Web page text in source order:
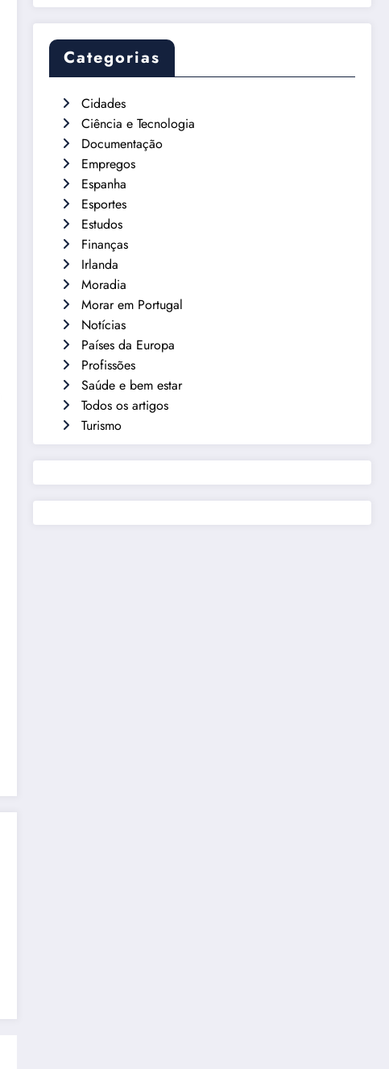
Categorias
Cidades
Ciência e Tecnologia
Documentação
Empregos
Espanha
Esportes
Estudos
Finanças
Irlanda
Moradia
Morar em Portugal
Notícias
Países da Europa
Profissões
Saúde e bem estar
Todos os artigos
Turismo